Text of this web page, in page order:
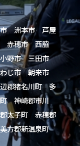
洲本市 芦屋
赤穂市 西脇
野市 三田市
じ市 朝来市
郡猪名川町 多
神崎郡市川
太子町 赤穂郡
方郡新温泉町